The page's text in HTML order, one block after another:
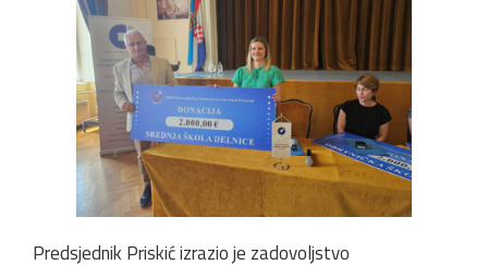
Predsjednik Priskić izrazio je zadovoljstvo